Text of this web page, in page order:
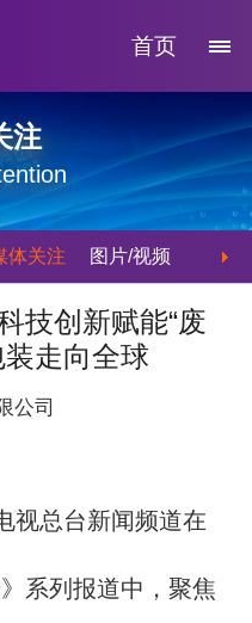
首页
注
体关注 图片/视频
技创新赋能“废
走向全球
公司
视总台新闻频道在
》系列报道中，聚焦